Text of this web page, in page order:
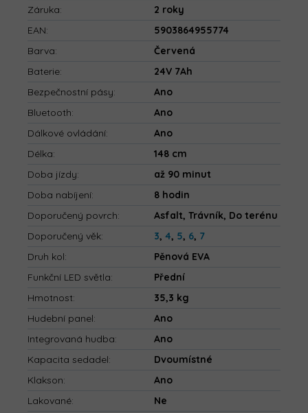
Záruka:
2 roky
EAN:
5903864955774
Barva:
Červená
Baterie:
24V 7Ah
Bezpečnostní pásy:
Ano
Bluetooth:
Ano
Dálkové ovládání:
Ano
Délka:
148 cm
Doba jízdy:
až 90 minut
Doba nabíjení:
8 hodin
Doporučený povrch:
Asfalt, Trávník, Do terénu
Doporučený věk: 3, 4, 5, 6, 7
Druh kol:
Pěnová EVA
Funkční LED světla:
Přední
Hmotnost:
35,3 kg
Hudební panel:
Ano
Integrovaná hudba:
Ano
Kapacita sedadel:
Dvoumístné
Klakson:
Ano
Lakované:
Ne